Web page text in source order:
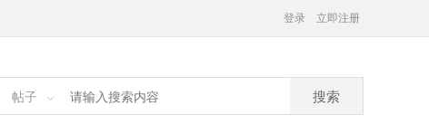
登录 立即注册
帖子 搜索